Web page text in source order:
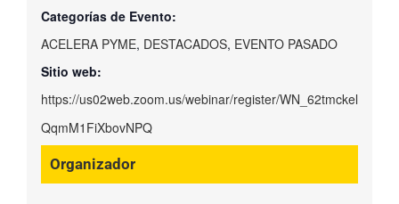
Categorías de Evento:
ACELERA PYME, DESTACADOS, EVENTO PASADO
Sitio web:
https://us02web.zoom.us/webinar/register/WN_62tmckel
QqmM1FiXbovNPQ
Organizador